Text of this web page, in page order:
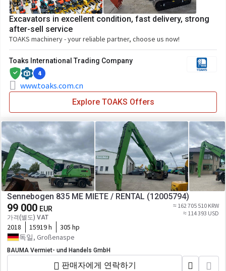
Excavators in excellent condition, fast delivery, strong
after-sell service
TOAKS machinery - your reliable partner, choose us now!
Toaks International Trading Company
4
www.toaks.com.cn
Explore TOAKS Offers
Sennebogen 835 ME MIETE / RENTAL (12005794)
99 000 EUR
가격(별도) VAT
≈ 162 705 510 KRW
≈ 114 393 USD
2018 15919 h
305 hp
독일, Großenaspe
BAUMA Vermiet- und Handels GmbH
판매자에게 연락하기